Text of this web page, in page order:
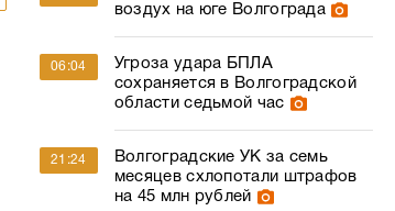
воздух на юге Волгограда
06:04
Угроза удара БПЛА
сохраняется в Волгоградской
области седьмой час
21:24
Волгоградские УК за семь
месяцев схлопотали штрафов
на 45 млн рублей